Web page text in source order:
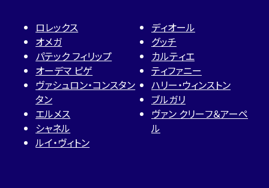
ロレックス
オメガ
パテック フィリップ
オーデマ ピゲ
ヴァシュロン・コンスタン
タン
エルメス
シャネル
ルイ・ヴィトン
ディオール
グッチ
カルティエ
ティファニー
ハリー・ウィンストン
ブルガリ
ヴァン クリーフ＆アーペ
ル